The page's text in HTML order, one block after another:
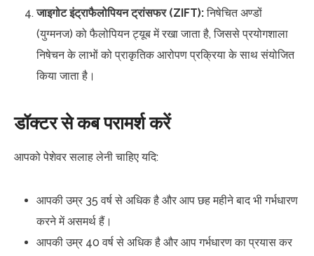
जाइगोट इंट्राफैलोपियन ट्रांसफर (ZIFT):निषेचित अण्डों
(युग्मनज) को फैलोपियन ट्यूब में रखा जाता है, जिससे प्रयोगशाला
निषेचन के लाभों को प्राकृतिक आरोपण प्रक्रिया के साथ संयोजित
किया जाता है।
डॉक्टर से कब परामर्श करें
आपको पेशेवर सलाह लेनी चाहिए यदि:
आपकी उम्र 35 वर्ष से अधिक है और आप छह महीने बाद भी गर्भधारण
करने में असमर्थ हैं।
आपकी उम्र 40 वर्ष से अधिक है और आप गर्भधारण का प्रयास कर